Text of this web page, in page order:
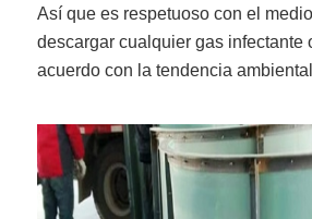
Así que es respetuoso con el
descargar cualquier gas infectante
acuerdo con la tendencia